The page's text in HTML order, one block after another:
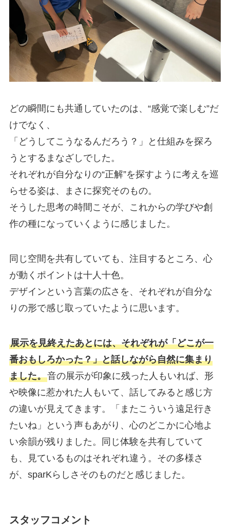
どの瞬間にも共通していたのは、“感覚で楽しむ”だ
けでなく、
「どうしてこうなるんだろう？」と仕組みを探ろ
うとするまなざしでした。
それぞれが自分なりの“正解”を探すように考えを巡
らせる姿は、まさに探究そのもの。
そうした思考の時間こそが、これからの学びや創
作の種になっていくように感じました。
同じ空間を共有していても、注目するところ、心
が動くポイントは十人十色。
デザインという言葉の広さを、それぞれが自分な
りの形で感じ取っていたように思います。
展示を見終えたあとには、それぞれが「どこが一
番おもしろかった？」と話しながら自然に集まり
ました。音の展示が印象に残った人もいれば、形
や映像に惹かれた人もいて、話してみると感じ方
の違いが見えてきます。「またこういう遠足行き
たいね」という声もあがり、心のどこかに心地よ
い余韻が残りました。同じ体験を共有していて
も、見ているものはそれぞれ違う。その多様さ
が、sparKらしさそのものだと感じました。
スタッフコメント